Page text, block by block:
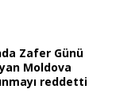
Zafer Günü
Moldova
reddetti